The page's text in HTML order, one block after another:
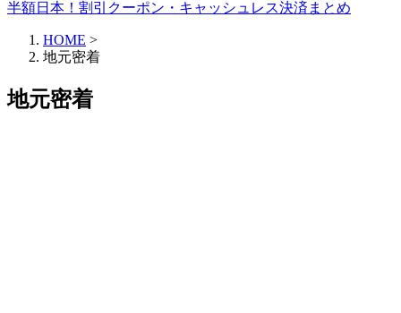
半額日本！割引クーポン・キャッシュレス決済まとめ
HOME >
地元密着
地元密着